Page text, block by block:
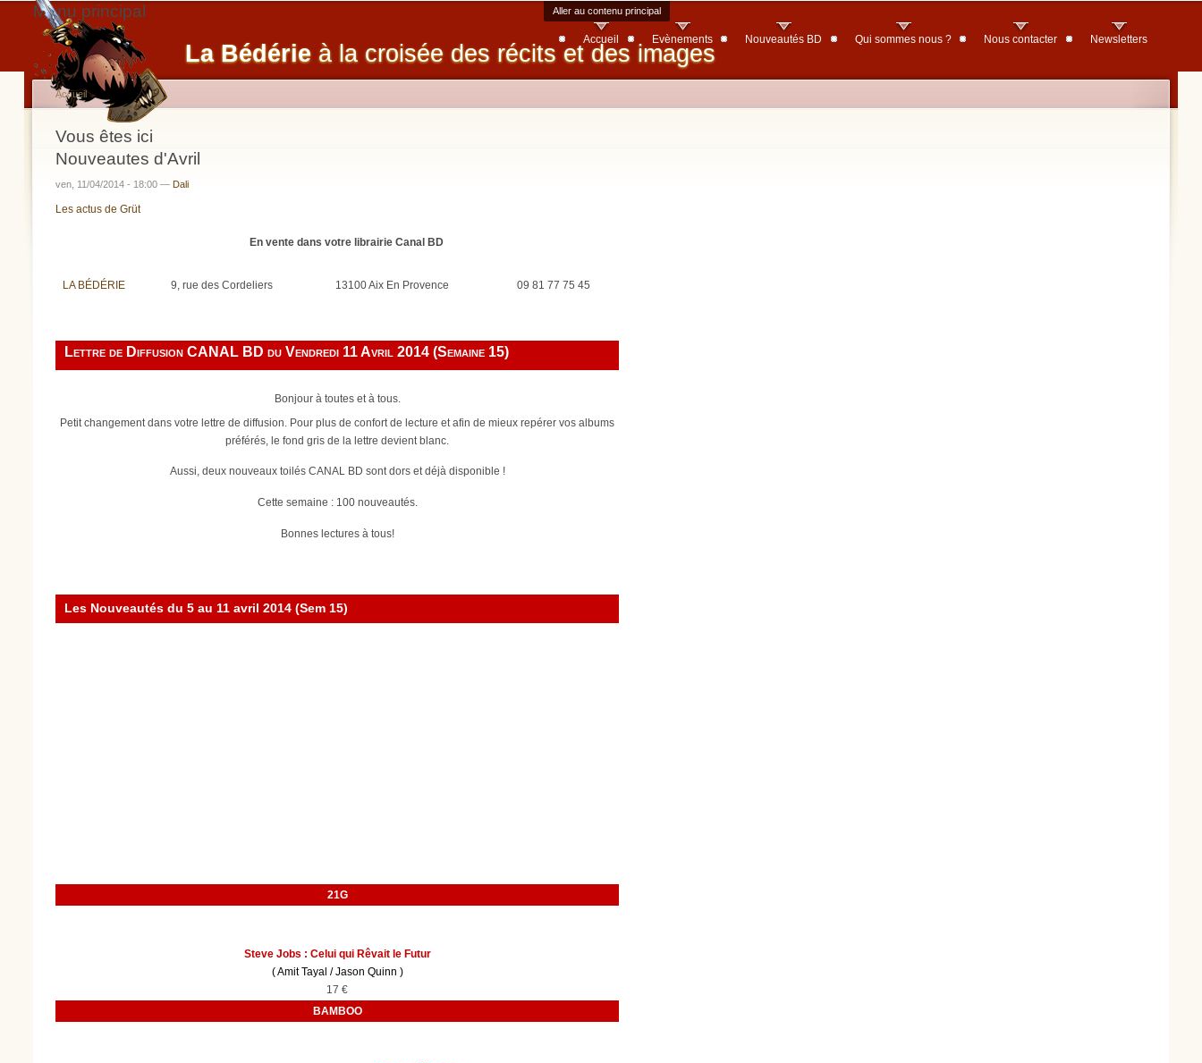
Aller au contenu principal
La Bédérie à la croisée des récits et des images
Menu principal
Accueil Evènements Nouveautés BD Qui sommes nous ? Nous contacter Newsletters
Vous êtes ici
Accueil
Nouveautes d'Avril
ven, 11/04/2014 - 18:00 — Dali
Les actus de Grüt
En vente dans votre librairie Canal BD
LA BÉDÉRIE 9, rue des Cordeliers 13100 Aix En Provence 09 81 77 75 45
Lettre de Diffusion CANAL BD du Vendredi 11 Avril 2014 (Semaine 15)
Bonjour à toutes et à tous.
Petit changement dans votre lettre de diffusion. Pour plus de confort de lecture et afin de mieux repérer vos albums
préférés, le fond gris de la lettre devient blanc.
Aussi, deux nouveaux toilés CANAL BD sont dors et déjà disponible !
Cette semaine : 100 nouveautés.
Bonnes lectures à tous!
Les Nouveautés du 5 au 11 avril 2014 (Sem 15)
21G
Steve Jobs : Celui qui Rêvait le Futur
(Amit Tayal /Jason Quinn )
17 €
BAMBOO